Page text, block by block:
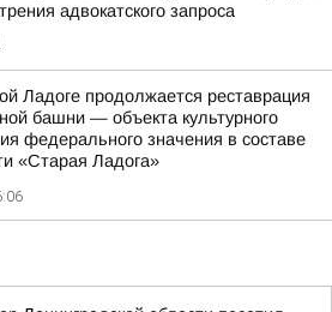
адвокатского запроса
Ладоге продолжается реставрация
башни — объекта культурного
федерального значения в составе
«Старая Ладога»